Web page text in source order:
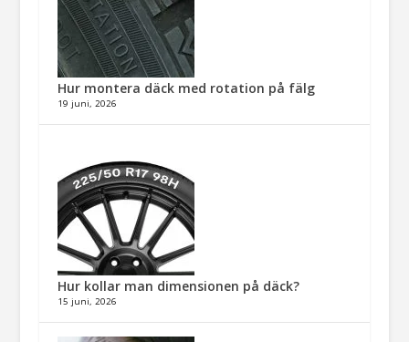
Hur montera däck med rotation på fälg​
19 juni, 2026
Hur kollar man dimensionen på däck?
15 juni, 2026